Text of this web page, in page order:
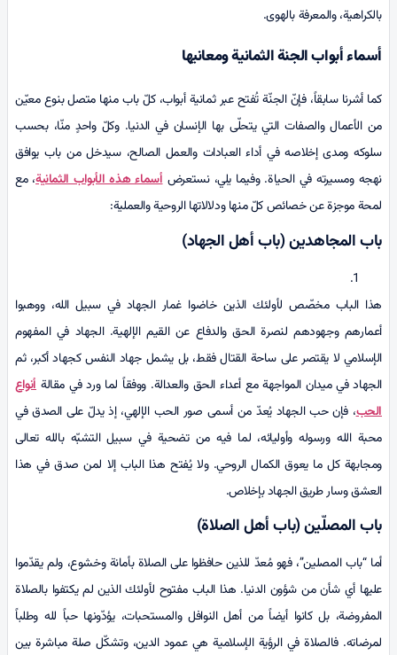
بالكراهية، والمعرفة بالهوى.
أسماء أبواب الجنة الثمانية ومعانيها
كما أشرنا سابقاً، فإنّ الجنّة تُفتح عبر ثمانية أبواب، كلّ باب منها متصل بنوع معيّن
من الأعمال والصفات التي يتحلّى بها الإنسان في الدنيا. وكلّ واحدٍ منّا، بحسب
سلوكه ومدى إخلاصه في أداء العبادات والعمل الصالح، سيدخل من باب يوافق
نهجه ومسيرته في الحياة. وفيما يلي، نستعرضأسماء هذه الأبواب الثمانية، مع
لمحة موجزة عن خصائص كلّ منها ودلالاتها الروحية والعملية:
باب المجاهدين (باب أهل الجهاد)
هذا الباب مخصّص لأولئك الذين خاضوا غمار الجهاد في سبيل الله، ووهبوا
أعمارهم وجهودهم لنصرة الحق والدفاع عن القيم الإلهية. الجهاد في المفهوم
الإسلامي لا يقتصر على ساحة القتال فقط، بل يشمل جهاد النفس کجهاد أكبر، ثم
الجهاد في ميدان المواجهة مع أعداء الحق والعدالة. ووفقاً لما ورد في مقالة أنواع
الحب، فإن حب الجهاد يُعدّ من أسمى صور الحب الإلهي، إذ يدلّ على الصدق في
محبة الله ورسوله وأوليائه، لما فيه من تضحية في سبيل التشبّه بالله تعالى
ومجابهة كل ما يعوق الكمال الروحي. ولا يُفتح هذا الباب إلا لمن صدق في هذا
العشق وسار طريق الجهاد بإخلاص.
باب المصلّين (باب أهل الصلاة)
أما “باب المصلين”، فهو مُعدّ للذين حافظوا على الصلاة بأمانة وخشوع، ولم يقدّموا
عليها أي شأن من شؤون الدنيا. هذا الباب مفتوح لأولئك الذين لم يكتفوا بالصلاة
المفروضة، بل كانوا أيضاً من أهل النوافل والمستحبات، يؤدّونها حباً لله وطلباً
لمرضاته. فالصلاة في الرؤية الإسلامية هي عمود الدين، وتشكّل صلة مباشرة بين